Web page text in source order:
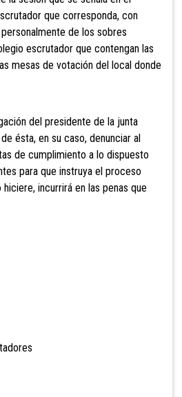
que corresponda, con
de los sobres
escrutador que contengan las
mesas de votación del local donde
del presidente de la junta
ésta, en su caso, denunciar al
de cumplimiento a lo dispuesto
para que instruya el proceso
incurrirá en las penas que